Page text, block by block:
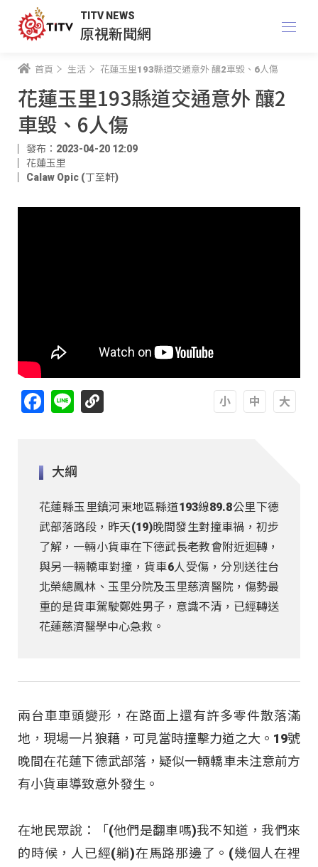
TITV NEWS
原視新聞網
首頁 生活 花蓮玉里193縣道交通意外 釀2車毀、6人傷
花蓮玉里193縣道交通意外 釀2
車毀、6人傷
發布：2023-04-20 12:09
花蓮玉里
Calaw Opic (丁至軒)
Facebook
Line
大綱
花蓮縣玉里鎮河東地區縣道193線89.8公里下德
武部落路段，昨天(19)晚間發生對撞車禍，初步
了解，一輛小貨車在下德武長老教會附近迴轉，
與另一輛轎車對撞，貨車6人受傷，分別送往台
北榮總鳳林、玉里分院及玉里慈濟醫院，傷勢最
重的是貨車駕駛鄭姓男子，意識不清，已經轉送
花蓮慈濟醫學中心急救。
兩台車車頭變形，在路面上還有許多零件散落滿
地，現場一片狼藉，可見當時撞擊力道之大。19號
晚間在花蓮下德武部落，疑似一輛轎車未注意前方
有小貨車導致意外發生。
在地民眾說：「(他們是翻車嗎)我不知道，我們來
的時候，人已經(躺)在馬路那邊了。(幾個人在裡